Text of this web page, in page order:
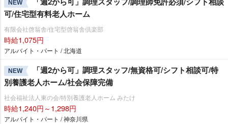
NEW
可/住宅型有料老人ホーム
有限会社啓翁舎/住宅型啓翁舎倶楽部
時給1,075円
アルバイト・パート / 北海道
NEW
「週2から可」調理スタッフ/無資格可/シフト相談可/特
別養護老人ホーム/社会保障完備
社会福祉法人東の会/特別養護老人ホーム みたけ
時給1,240円～1,298円
アルバイト・パート / 神奈川県